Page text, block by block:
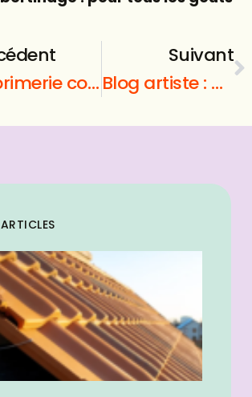
Imprimerie couleur : comment éviter la catastrophe ?
Suivant
Blog artiste : quelles informations trouver sur blog artiste ?